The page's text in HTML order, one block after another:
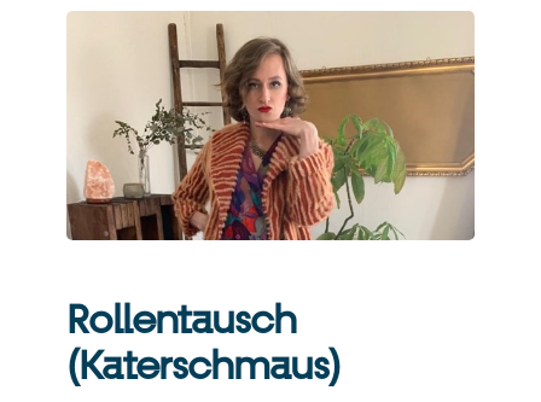
Rollentausch
(Katerschmaus)